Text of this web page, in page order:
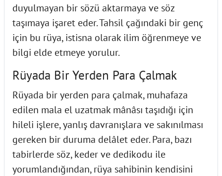
duyulmayan bir sözü aktarmaya ve söz
taşımaya işaret eder. Tahsil çağındaki bir genç
için bu rüya, istisna olarak ilim öğrenmeye ve
bilgi elde etmeye yorulur.
Rüyada Bir Yerden Para Çalmak
Rüyada bir yerden para çalmak, muhafaza
edilen mala el uzatmak mânâsı taşıdığı için
hileli işlere, yanlış davranışlara ve sakınılması
gereken bir duruma delâlet eder. Para, bazı
tabirlerde söz, keder ve dedikodu ile
yorumlandığından, rüya sahibinin kendisini